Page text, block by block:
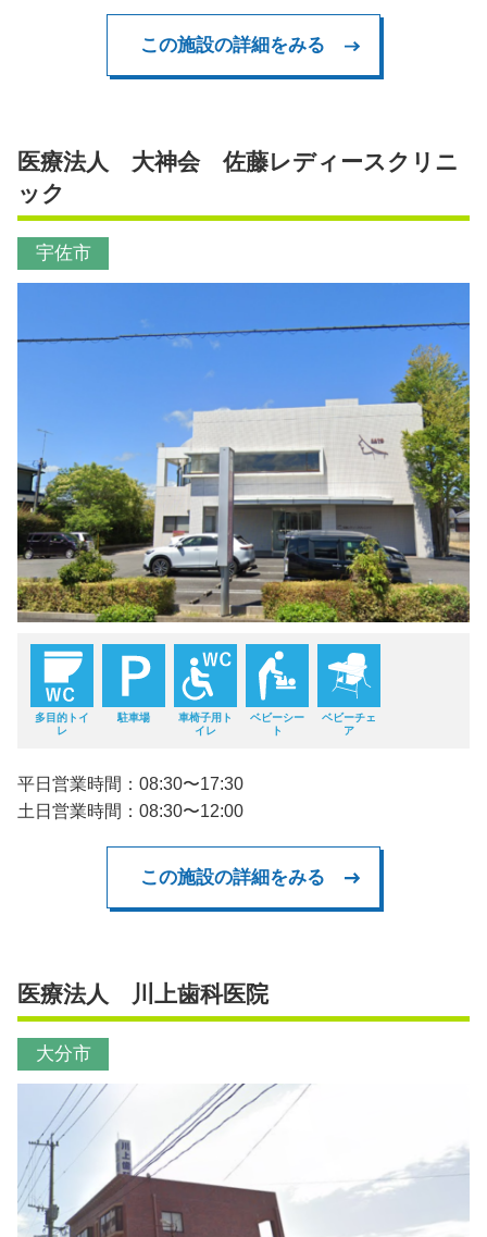
この施設の詳細をみる
医療法人 大神会 佐藤レディースクリニ
ック
宇佐市
多目的トイ
レ
駐車場
車椅子用ト
イレ
ベビーシー
ト
ベビーチェ
ア
平日営業時間：08:30〜17:30
土日営業時間：08:30〜12:00
この施設の詳細をみる
医療法人 川上歯科医院
大分市